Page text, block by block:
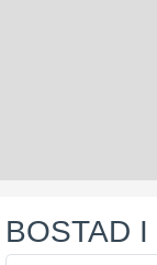
BOSTAD